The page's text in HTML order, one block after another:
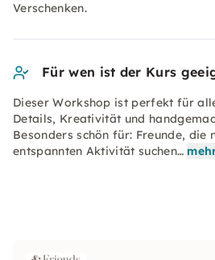
Verschenken.
Für wen ist der Kurs
Dieser Workshop ist perfekt für
Details, Kreativität und
Besonders schön für: Freunde, die
entspannten Aktivität suchen…